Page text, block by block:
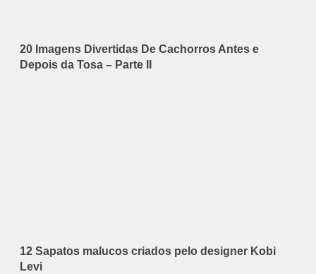
20 Imagens Divertidas De Cachorros Antes e
Depois da Tosa – Parte II
12 Sapatos malucos criados pelo designer Kobi
Levi